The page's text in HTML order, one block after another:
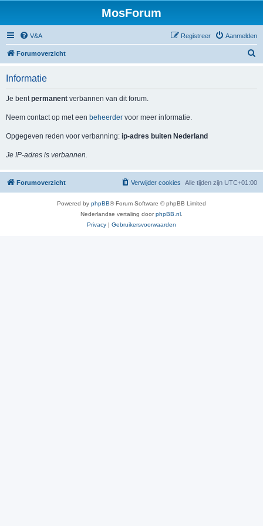
MosForum
V&A Aanmelden
Registreer
Forumoverzicht
Informatie
Je bentpermanent verbannen van dit forum.
Neem contact op met een beheerder voor meer informatie.
Opgegeven reden voor verbanning: ip-adres buiten Nederland
Je IP-adres is verbannen.
Forumoverzicht Alle tijden zijn UTC+01:00
Verwijder cookies
Powered by phpBB® Forum Software © phpBB Limited
Nederlandse vertaling doorphpBB.nl
Privacy | Gebruikersvoorwaarden